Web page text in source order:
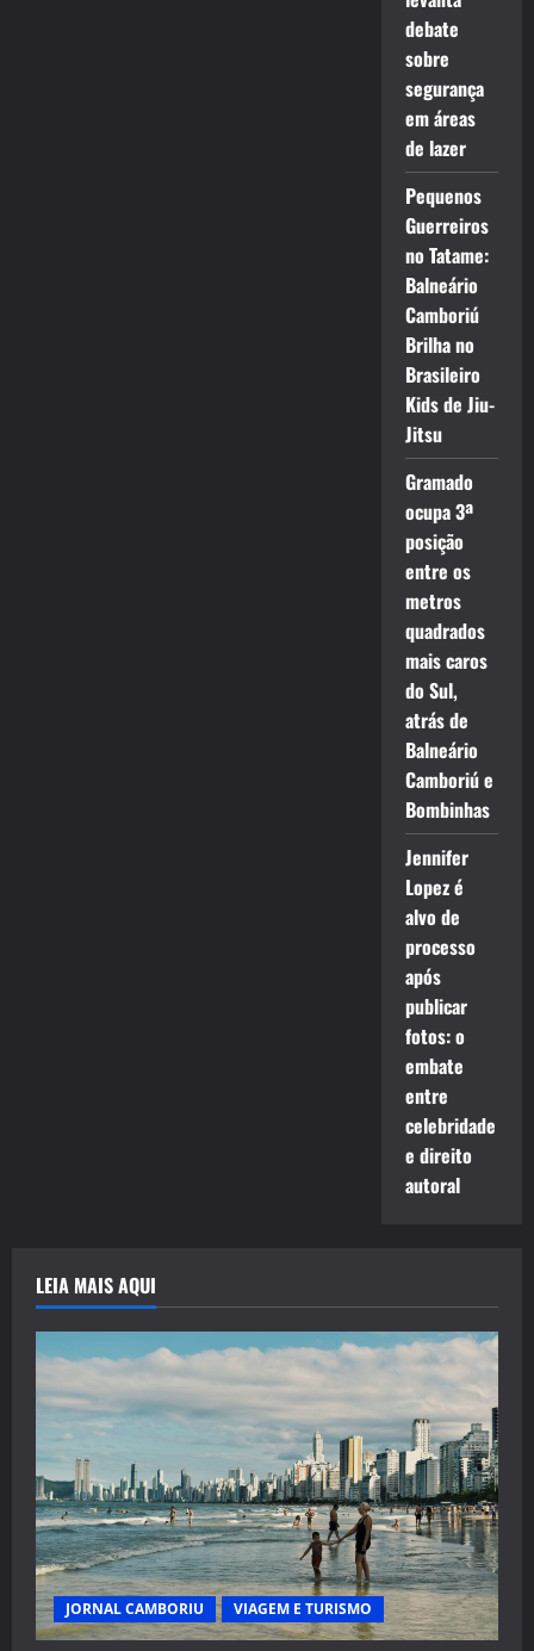
debate
sobre
segurança
em áreas
de lazer
Pequenos
Guerreiros
no Tatame:
Balneário
Camboriú
Brilha no
Brasileiro
Kids de Jiu-
Jitsu
Gramado
ocupa 3ª
posição
entre os
metros
quadrados
mais caros
do Sul,
atrás de
Balneário
Camboriú e
Bombinhas
Jennifer
Lopez é
alvo de
processo
após
publicar
fotos: o
embate
entre
celebridade
e direito
autoral
LEIA MAIS AQUI
JORNAL CAMBORIU VIAGEM E TURISMO